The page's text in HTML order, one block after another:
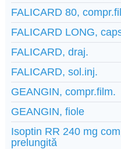
FALICARD 80,
FALICARD LONG,
FALICARD, draj.
FALICARD, sol.inj.
GEANGIN, compr.film.
GEANGIN, fiole
Isoptin RR 240 mg
prelungită